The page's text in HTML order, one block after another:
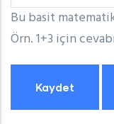
Bu basit
Örn. 1+3 için